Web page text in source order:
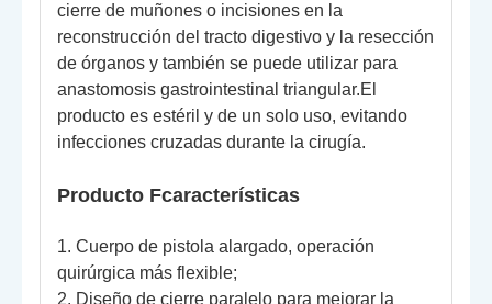
cierre de muñones o incisiones en la
reconstrucción del tracto digestivo y la resección
de órganos y también se puede utilizar para
anastomosis gastrointestinal triangular.El
producto es estéril y de un solo uso, evitando
infecciones cruzadas durante la cirugía.
Producto Fcaracterísticas
1. Cuerpo de pistola alargado, operación
quirúrgica más flexible;
2. Diseño de cierre paralelo para mejorar la